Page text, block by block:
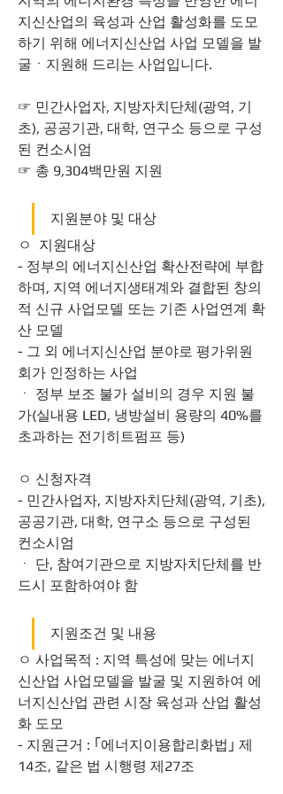
지신산업의 육성과 산업 활성화를 도모
하기 위해 에너지신산업 사업 모델을 발
굴ㆍ지원해 드리는 사업입니다.
☞ 민간사업자, 지방자치단체(광역, 기
초), 공공기관, 대학, 연구소 등으로 구성
된 컨소시엄
☞ 총 9,304백만원 지원
지원분야 및 대상
ㅇ  지원대상
- 정부의 에너지신산업 확산전략에 부합
하며, 지역 에너지생태계와 결합된 창의
적 신규 사업모델 또는 기존 사업연계 확
산 모델
- 그 외 에너지신산업 분야로 평가위원
회가 인정하는 사업
ㆍ 정부 보조 불가 설비의 경우 지원 불
가(실내용 LED, 냉방설비 용량의 40%를
초과하는 전기히트펌프 등)
ㅇ 신청자격
- 민간사업자, 지방자치단체(광역, 기초),
공공기관, 대학, 연구소 등으로 구성된
컨소시엄
ㆍ 단, 참여기관으로 지방자치단체를 반
드시 포함하여야 함
지원조건 및 내용
ㅇ 사업목적 : 지역 특성에 맞는 에너지
신산업 사업모델을 발굴 및 지원하여 에
너지신산업 관련 시장 육성과 산업 활성
화 도모
- 지원근거 : ｢에너지이용합리화법｣ 제
14조, 같은 법 시행령 제27조